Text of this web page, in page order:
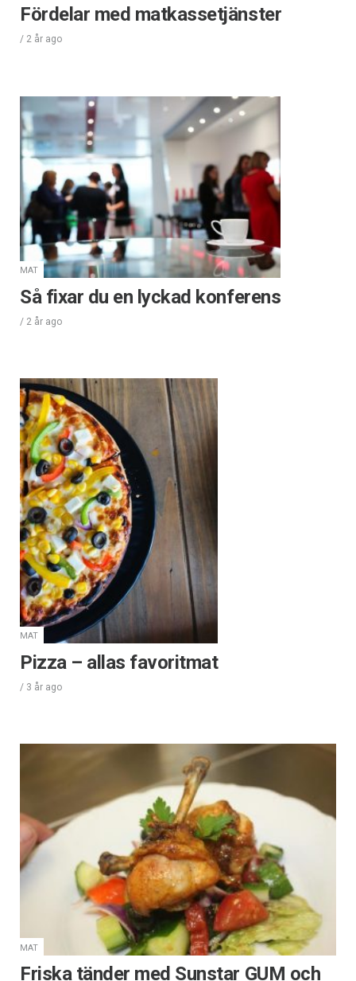
Fördelar med matkassetjänster
/ 2 år ago
MAT
Så fixar du en lyckad konferens
/ 2 år ago
MAT
Pizza – allas favoritmat
/ 3 år ago
MAT
Friska tänder med Sunstar GUM och